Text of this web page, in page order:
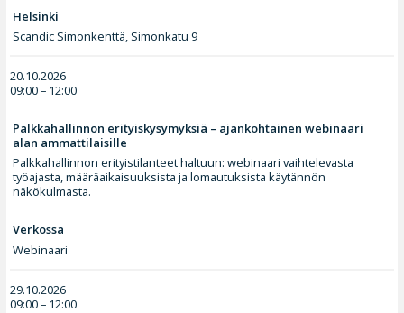
Helsinki
Scandic Simonkenttä, Simonkatu 9
20.10.2026
09:00 – 12:00
Palkkahallinnon erityiskysymyksiä – ajankohtainen webinaari
alan ammattilaisille
Palkkahallinnon erityistilanteet haltuun: webinaari vaihtelevasta
työajasta, määräaikaisuuksista ja lomautuksista käytännön
näkökulmasta.
Verkossa
Webinaari
29.10.2026
09:00 – 12:00